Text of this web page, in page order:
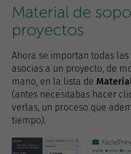
Material de
proyectos
Ahora se importan todas
asocias a un proyecto, de
mano, en la lista de
(antes necesitabas hacer
verlas, un proceso que
tiempo).